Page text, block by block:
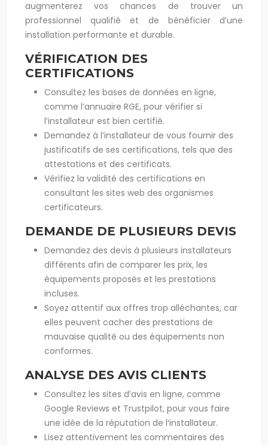
augmenterez vos chances de trouver un
professionnel qualifié et de bénéficier d’une
installation performante et durable.
VÉRIFICATION DES
CERTIFICATIONS
Consultez les bases de données en ligne,
comme l’annuaire RGE, pour vérifier si
l’installateur est bien certifié.
Demandez à l’installateur de vous fournir des
justificatifs de ses certifications, tels que des
attestations et des certificats.
Vérifiez la validité des certifications en
consultant les sites web des organismes
certificateurs.
DEMANDE DE PLUSIEURS DEVIS
Demandez des devis à plusieurs installateurs
différents afin de comparer les prix, les
équipements proposés et les prestations
incluses.
Soyez attentif aux offres trop alléchantes, car
elles peuvent cacher des prestations de
mauvaise qualité ou des équipements non
conformes.
ANALYSE DES AVIS CLIENTS
Consultez les sites d’avis en ligne, comme
Google Reviews et Trustpilot, pour vous faire
une idée de la réputation de l’installateur.
Lisez attentivement les commentaires des